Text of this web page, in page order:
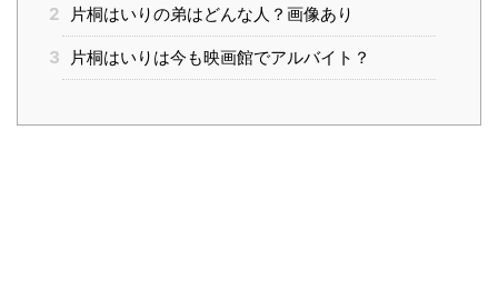
2 片桐はいりの弟はどんな人？画像あり
3 片桐はいりは今も映画館でアルバイト？